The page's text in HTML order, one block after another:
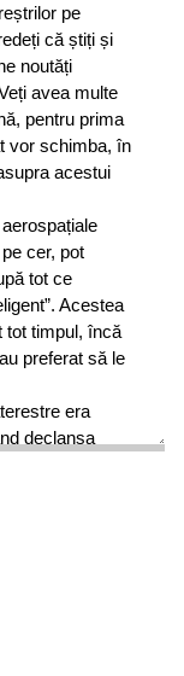
pe
că știți și
noutăți
avea multe
pentru prima
vor schimba, în
acestui
cer, pot
tot ce
Acestea
tot timpul, încă
preferat să le
era
declanșa
că militarii nu
știm ce sunt. Și
în joc.
media, ceea
este